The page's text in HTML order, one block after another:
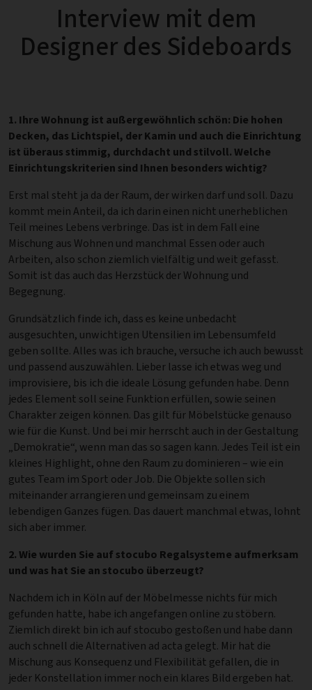
Interview mit dem
Designer des Sideboards
1. Ihre Wohnung ist außergewöhnlich schön: Die hohen
Decken, das Lichtspiel, der Kamin und auch die Einrichtung
ist überaus stimmig, durchdacht und stilvoll. Welche
Einrichtungskriterien sind Ihnen besonders wichtig?
Erst mal steht ja da der Raum, der wirken darf und soll. Dazu
kommt mein Anteil, da ich darin einen nicht unerheblichen
Teil meines Lebens verbringe. Das ist in dem Fall eine
Mischung aus Wohnen und manchmal Essen oder auch
Arbeiten, also schon ziemlich vielfältig und weit gefasst.
Somit ist das auch das Herzstück der Wohnung und
Begegnung.
Grundsätzlich finde ich, dass es keine unbedacht
ausgesuchten, unwichtigen Utensilien im Lebensumfeld
geben sollte. Alles was ich brauche, versuche ich auch bewusst
und passend auszuwählen. Lieber lasse ich etwas weg und
improvisiere, bis ich die ideale Lösung gefunden habe. Denn
jedes Element soll seine Funktion erfüllen, sowie seinen
Charakter zeigen können. Das gilt für Möbelstücke genauso
wie für die Kunst. Und bei mir herrscht auch in der Gestaltung
„Demokratie“, wenn man das so sagen kann. Jedes Teil ist ein
kleines Highlight, ohne den Raum zu dominieren – wie ein
gutes Team im Sport oder Job. Die Objekte sollen sich
miteinander arrangieren und gemeinsam zu einem
lebendigen Ganzes fügen. Das dauert manchmal etwas, lohnt
sich aber immer.
2. Wie wurden Sie auf stocubo Regalsysteme aufmerksam
und was hat Sie an stocubo überzeugt?
Nachdem ich in Köln auf der Möbelmesse nichts für mich
gefunden hatte, habe ich angefangen online zu stöbern.
Ziemlich direkt bin ich auf stocubo gestoßen und habe dann
auch schnell die Alternativen ad acta gelegt. Mir hat die
Mischung aus Konsequenz und Flexibilität gefallen, die in
jeder Konstellation immer noch ein klares Bild ergeben hat.